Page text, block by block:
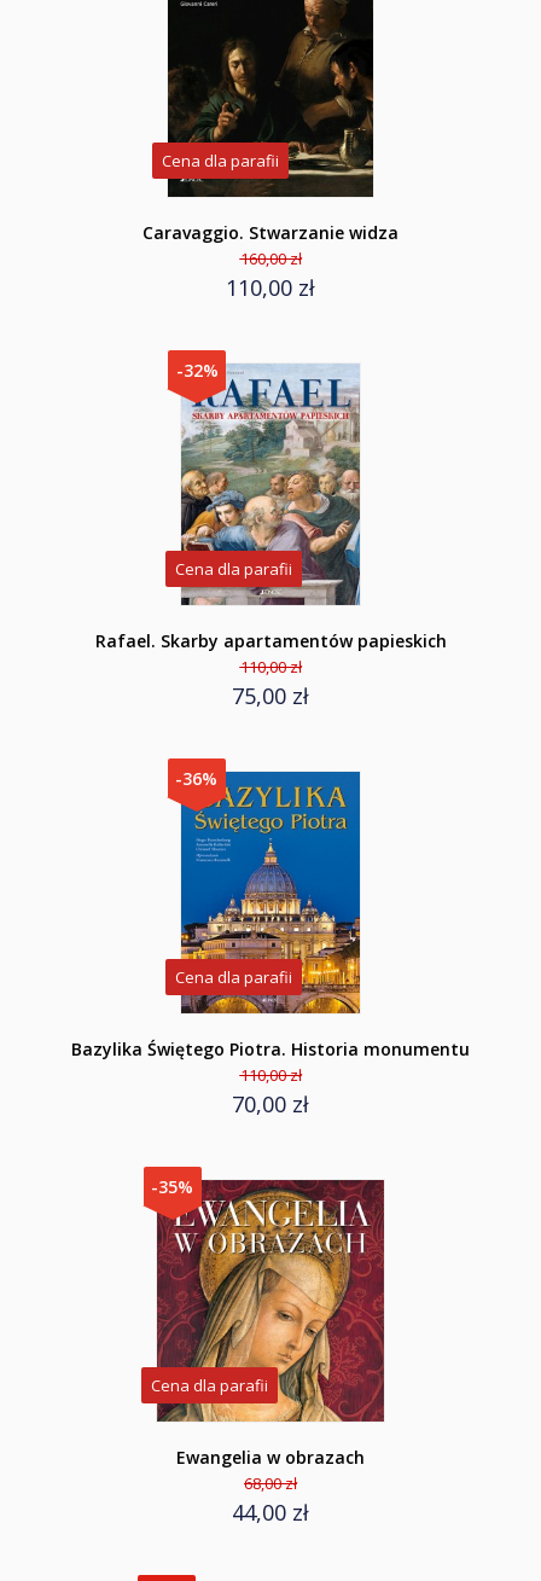
Cena dla parafii
Caravaggio. Stwarzanie widza
160,00 zł
110,00 zł
-32%
Cena dla parafii
Rafael. Skarby apartamentów papieskich
110,00 zł
75,00 zł
-36%
Cena dla parafii
Bazylika Świętego Piotra. Historia monumentu
110,00 zł
70,00 zł
-35%
Cena dla parafii
Ewangelia w obrazach
68,00 zł
44,00 zł